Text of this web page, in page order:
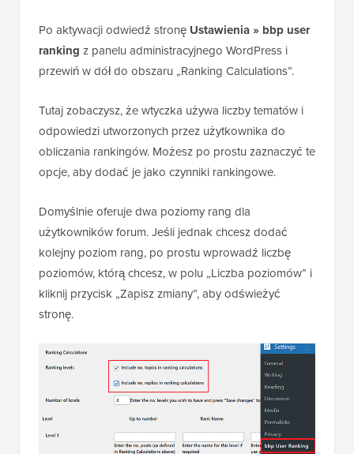
Po aktywacji odwiedź stronę Ustawienia » bbp user
ranking z panelu administracyjnego WordPress i
przewiń w dół do obszaru „Ranking Calculations”.
Tutaj zobaczysz, że wtyczka używa liczby tematów i
odpowiedzi utworzonych przez użytkownika do
obliczania rankingów. Możesz po prostu zaznaczyć te
opcje, aby dodać je jako czynniki rankingowe.
Domyślnie oferuje dwa poziomy rang dla
użytkowników forum. Jeśli jednak chcesz dodać
kolejny poziom rang, po prostu wprowadź liczbę
poziomów, którą chcesz, w polu „Liczba poziomów” i
kliknij przycisk „Zapisz zmiany”, aby odświeżyć
stronę.